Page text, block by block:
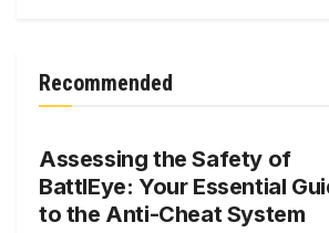
Recommended
Assessing the Safety of
BattlEye: Your Essential
to the Anti-Cheat System